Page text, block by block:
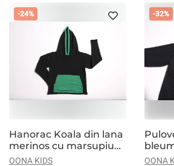
-24%
Hanorac Koala din lana
merinos cu marsupiu
verde
OONA KIDS
-32%
OONA